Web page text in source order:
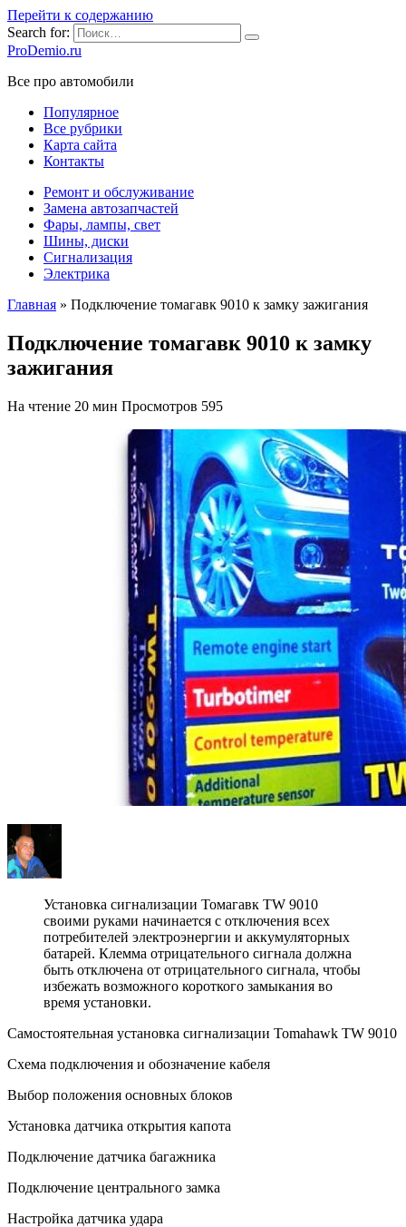
Перейти к содержанию
Search for:
ProDemio.ru
Все про автомобили
Популярное
Все рубрики
Карта сайта
Контакты
Ремонт и обслуживание
Замена автозапчастей
Фары, лампы, свет
Шины, диски
Сигнализация
Электрика
Главная » Подключение томагавк 9010 к замку зажигания
Подключение томагавк 9010 к замку
зажигания
На чтение 20 мин Просмотров 595
Установка сигнализации Томагавк TW 9010
своими руками начинается с отключения всех
потребителей электроэнергии и аккумуляторных
батарей. Клемма отрицательного сигнала должна
быть отключена от отрицательного сигнала, чтобы
избежать возможного короткого замыкания во
время установки.
Самостоятельная установка сигнализации Tomahawk TW 9010
Схема подключения и обозначение кабеля
Выбор положения основных блоков
Установка датчика открытия капота
Подключение датчика багажника
Подключение центрального замка
Настройка датчика удара